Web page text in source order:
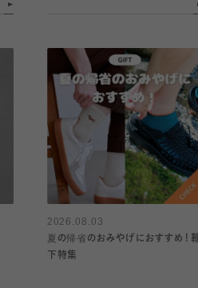
2026.08.03
夏の帰省のおみやげにおすすめ！
下特集